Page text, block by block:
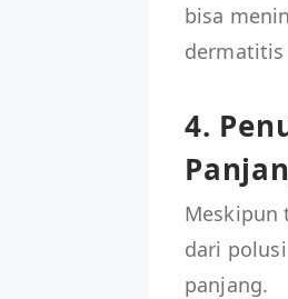
bisa
4.
Meskipun
dari
panjang.